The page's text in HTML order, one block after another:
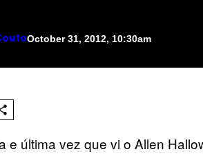
October 31, 2012, 10:30am
e última vez que vi o Allen